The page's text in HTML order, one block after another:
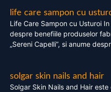
life care sampon cu
Life Care Sampon cu Usturoi
despre benefiile produselor
„Sereni Capelli”, si anume
solgar skin nails and hair
Solgar Skin Nails and Hair